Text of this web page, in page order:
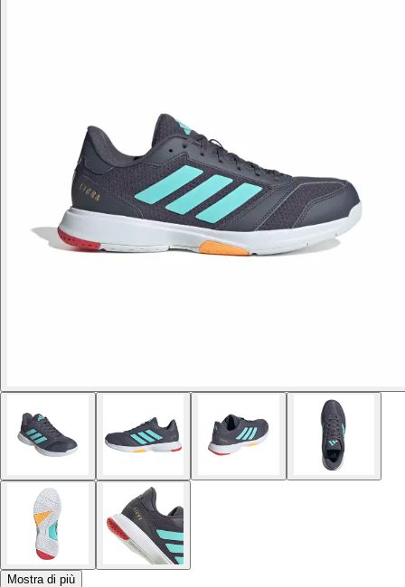
Mostra di più